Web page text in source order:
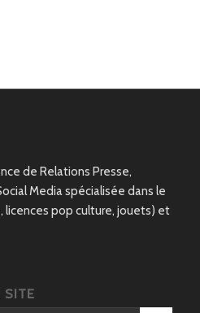
de Relations Presse,
Media spécialisée dans le
licences pop culture, jouets) et
SITE